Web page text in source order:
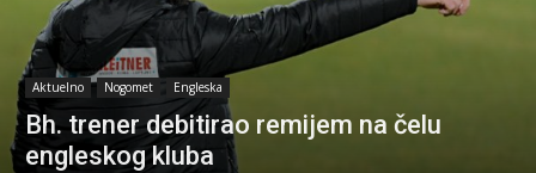
Aktuelno Nogomet Engleska
Bh. trener debitirao remijem na čelu
engleskog kluba